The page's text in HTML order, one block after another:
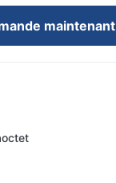
maintenant